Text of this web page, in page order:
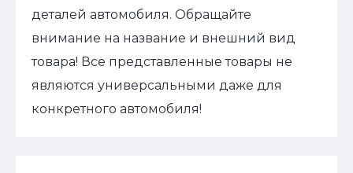
деталей автомобиля. Обращайте
внимание на название и внешний вид
товара! Все представленные товары не
являются универсальными даже для
конкретного автомобиля!